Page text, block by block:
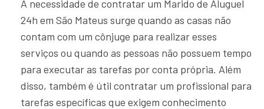
A necessidade de contratar um Marido de Aluguel
24h em São Mateus surge quando as casas não
contam com um cônjuge para realizar esses
serviços ou quando as pessoas não possuem tempo
para executar as tarefas por conta própria. Além
disso, também é útil contratar um profissional para
tarefas específicas que exigem conhecimento